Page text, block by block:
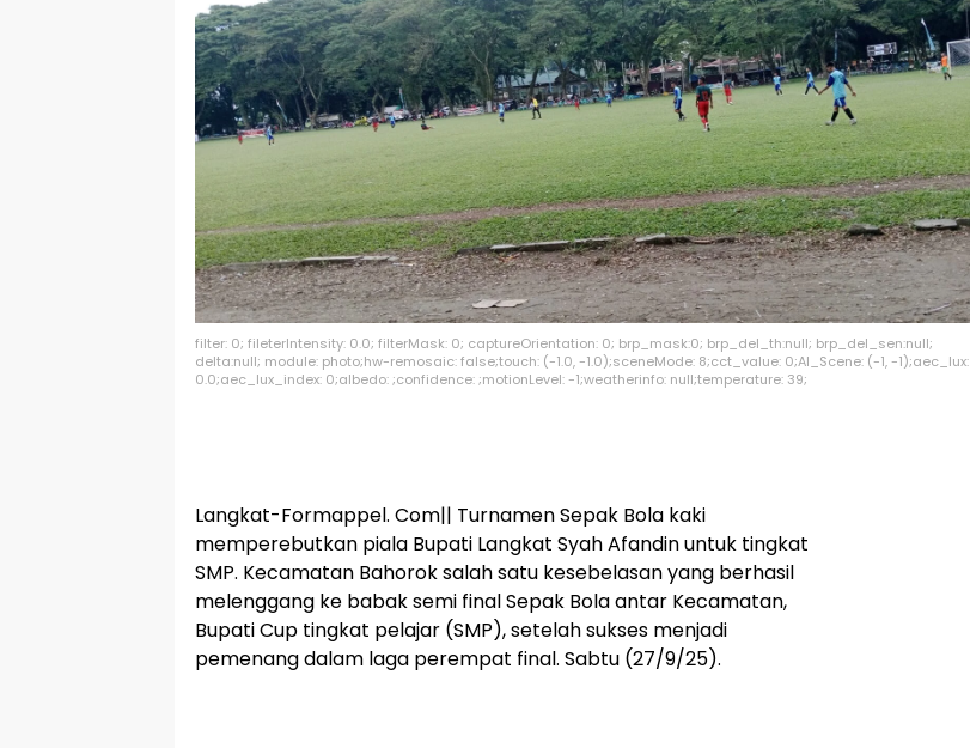
filter: 0; fileterIntensity: 0.0; filterMask: 0; captureOrientation: 0; brp_mask:0; brp_del_th:null; brp_del_sen:null;
delta:null; module: photo;hw-remosaic: false;touch: (-1.0, -1.0);sceneMode: 8;cct_value: 0;AI_Scene: (-1, -1);aec_lux:
0.0;aec_lux_index: 0;albedo: ;confidence: ;motionLevel: -1;weatherinfo: null;temperature: 39;
Langkat-Formappel. Com|| Turnamen Sepak Bola kaki
memperebutkan piala Bupati Langkat Syah Afandin untuk tingkat
SMP. Kecamatan Bahorok salah satu kesebelasan yang berhasil
melenggang ke babak semi final Sepak Bola antar Kecamatan,
Bupati Cup tingkat pelajar (SMP), setelah sukses menjadi
pemenang dalam laga perempat final. Sabtu (27/9/25).